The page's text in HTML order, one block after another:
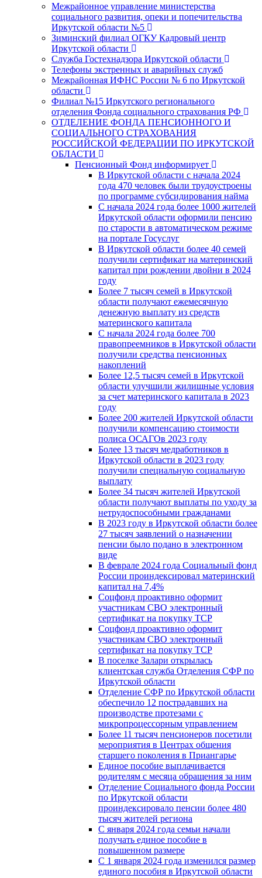
Межрайонное управление министерства
социального развития, опеки и попечительства
Иркутской области №5
Зиминский филиал ОГКУ Кадровый центр
Иркутской области
Служба Гостехнадзора Иркутской области
Телефоны экстренных и аварийных служб
Межрайонная ИФНС России № 6 по Иркутской
области
Филиал №15 Иркутского регионального
отделения Фонда социального страхования РФ
ОТДЕЛЕНИЕ ФОНДА ПЕНСИОННОГО И
СОЦИАЛЬНОГО СТРАХОВАНИЯ
РОССИЙСКОЙ ФЕДЕРАЦИИ ПО ИРКУТСКОЙ
ОБЛАСТИ
Пенсионный Фонд информирует
В Иркутской области с начала 2024
года 470 человек были трудоустроены
по программе субсидирования найма
С начала 2024 года более 1000 жителей
Иркутской области оформили пенсию
по старости в автоматическом режиме
на портале Госуслуг
В Иркутской области более 40 семей
получили сертификат на материнский
капитал при рождении двойни в 2024
году
Более 7 тысяч семей в Иркутской
области получают ежемесячную
денежную выплату из средств
материнского капитала
С начала 2024 года более 700
правопреемников в Иркутской области
получили средства пенсионных
накоплений
Более 12,5 тысяч семей в Иркутской
области улучшили жилищные условия
за счет материнского капитала в 2023
году
Более 200 жителей Иркутской области
получили компенсацию стоимости
полиса ОСАГОв 2023 году
Более 13 тысяч медработников в
Иркутской области в 2023 году
получили специальную социальную
выплату
Более 34 тысяч жителей Иркутской
области получают выплаты по уходу за
нетрудоспособными гражданами
В 2023 году в Иркутской области более
27 тысяч заявлений о назначении
пенсии было подано в электронном
виде
В феврале 2024 года Социальный фонд
России проиндексировал материнский
капитал на 7,4%
Соцфонд проактивно оформит
участникам СВО электронный
сертификат на покупку ТСР
Соцфонд проактивно оформит
участникам СВО электронный
сертификат на покупку ТСР
В поселке Залари открылась
клиентская служба Отделения СФР по
Иркутской области
Отделение СФР по Иркутской области
обеспечило 12 пострадавших на
производстве протезами с
микропроцессорным управлением
Более 11 тысяч пенсионеров посетили
мероприятия в Центрах общения
старшего поколения в Приангарье
Единое пособие выплачивается
родителям с месяца обращения за ним
Отделение Социального фонда России
по Иркутской области
проиндексировало пенсии более 480
тысяч жителей региона
С января 2024 года семьи начали
получать единое пособие в
повышенном размере
С 1 января 2024 года изменился размер
единого пособия в Иркутской области